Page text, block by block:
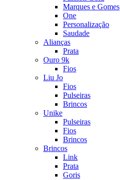
Marques e Gomes
One
Personalização
Saudade
Alianças
Prata
Ouro 9k
Fios
Liu Jo
Fios
Pulseiras
Brincos
Unike
Pulseiras
Fios
Brincos
Brincos
Link
Prata
Goris